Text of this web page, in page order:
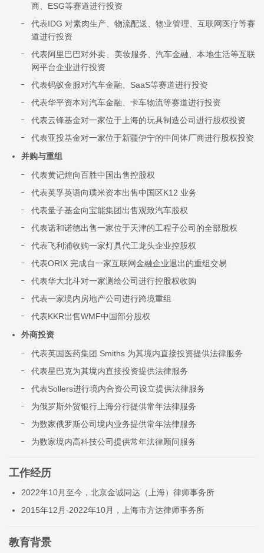
商、ESG等赛道进行投资
代表IDG 对素肉生产、物流配送、物业管理、互联网医疗等赛
道进行投资
代表阿里巴巴对外卖、美妆服务、汽车金融、本地生活等互联
网平台企业进行投资
代表蚂蚁金服对汽车金融、SaaS等赛道进行投资
代表华平资本对汽车金融、卡车物流等赛道进行投资
代表云锋基金对一家位于上海的玩具制造公司进行股权投资
代表亚投基金对一家位于新疆伊宁的中间体厂商进行股权投资
并购与重组
代表黄记煌向百胜中国出售控股权
代表英孚英语向璞米资本出售中国区K12 业务
代表量子基金向宝能集团出售观致汽车股权
代表诺和诺德出售一家位于天津的工程子公司的全部股权
代表飞利浦收购一家灯具代工龙头企业控股权
代表ORIX 完成自一家互联网金融企业退出的重组交易
代表华大北斗对一家测绘公司进行控股权收购
代表一家境内房地产公司进行跨境重组
代表KKR出售WMF中国部分股权
外商投资
代表英国医药集团 Smiths 为其境内直接投资提供法律服务
代表星巴克为其境内直接投资提供法律服务
代表Sollers进行境内合资公司设立提供法律服务
为俄罗斯外贸银行上海分行提供常年法律服务
为数家俄罗斯公司境内业务提供常年法律服务
为数家境内高科技公司提供常年法律顾问服务
工作经历
2022年10月至今，北京金诚同达（上海）律师事务所
2015年12月-2022年10月，上海市方达律师事务所
教育背景